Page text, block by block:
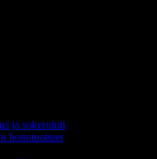
ja sokerointi
hoitotuotteet